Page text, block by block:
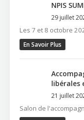
NPIS
29 juillet
Les 7 et 8 octobre
En Savoir Plus
libérales
21 juillet
Salon de